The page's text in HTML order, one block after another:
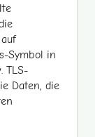
Symbol in
TLS-
Daten, die